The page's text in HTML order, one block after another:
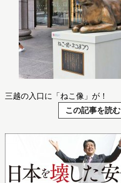
三越の入口に「ねこ像」が！
この記事を読む